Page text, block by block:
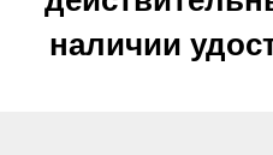
наличии